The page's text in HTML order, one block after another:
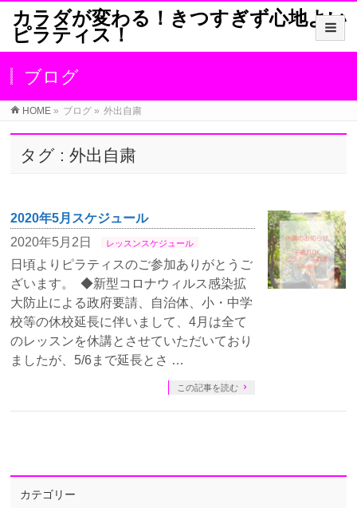
カラダが変わる！きつすぎず心地よい
ピラティス！
ブログ
HOME » ブログ » 外出自粛
タグ : 外出自粛
2020年5月スケジュール
2020年5月2日
レッスンスケジュール
日頃よりピラティスのご参加ありがとうご
ざいます。 ◆新型コロナウィルス感染拡
大防止による政府要請、自治体、小・中学
校等の休校延長に伴いまして、4月は全て
のレッスンを休講とさせていただいており
ましたが、5/6まで延長とさ …
この記事を読む
カテゴリー